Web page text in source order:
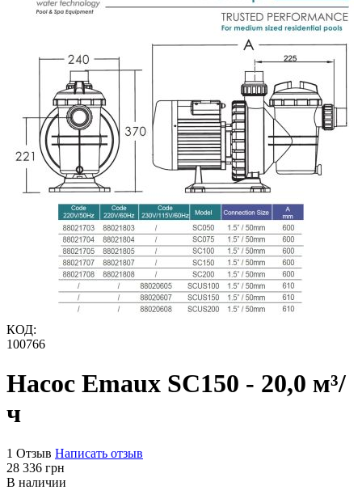
КОД:
100766
Насос Emaux SC150 - 20,0 м³/
ч
1 Отзыв Написать отзыв
‍28 336‍ грн
В наличии